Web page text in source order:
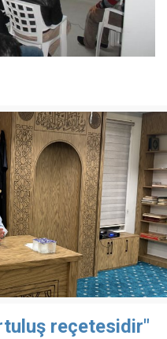
reçetesidir"